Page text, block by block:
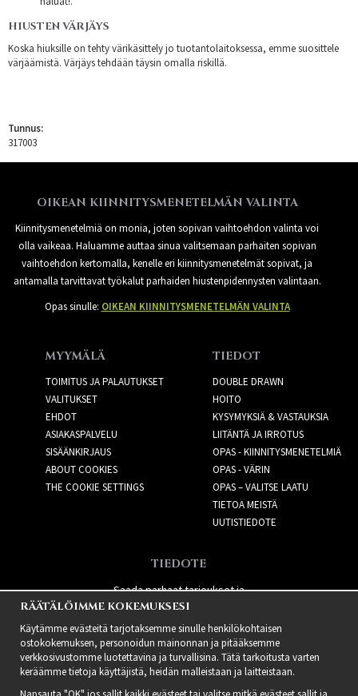
HIUSTEN VÄRJÄYS
Koska hiuksille on tehty värikäsittely jo tuotantolaitoksessa, emme suosittele
värjäämistä. Värjäys tehdään täysin omalla riskillä.
Tunnus:
317003
OIKEAN KIINNITYSMENETELMÄN VALINTA
Kiinnitysmenetelmiä on monia, joten sopivan vaihtoehdon valinta voi
olla vaikeaa. Haluamme auttaa sinua valitsemaan parhaiten sopivan
vaihtoehdon kertomalla, kenelle eri kiinnitysmenetelmät sopivat, ja
antamalla tarvittavat työkalut parhaiden hiustenpidennysten valintaan.
Opas sinulle: OIKEAN KIINNITYSMENETELMÄN VALINTA
MYYMÄLÄ
TOIMITUS JA PALAUTUKSET
VALITUKSET
EHDOT
ASIAKASPALVELU
SISÄÄNKIRJAUS
ABOUT COOKIES
THE COOKIE SETTINGS
TIEDOT
DOUBLE DRAWN
HOITO
KYSYMYKSIÄ & VASTAUKSIA
LIITÄNTÄ JA IRROTUS
OPAS - KIINNITYSMENETELMIÄ
OPAS - VÄRIN
OPAS – VALITSE LAATU
TIETOA MEISTÄ
UUTISTIEDOTE
TIEDOTE
Saada parhaat tarjoukset ja
uusia tuotteita!
RÄÄTÄLÖIMME KOKEMUKSESI
Käytämme evästeitä tarjotaksemme sinulle henkilökohtaisen
ostokokemuksen, personoidun mainonnan ja pitääksemme
verkkosivustomme luotettavina ja turvallisina. Tätä tarkoitusta varten
keräämme tietoja käyttäjistä, heidän malleistaan ​​ja laitteistaan.